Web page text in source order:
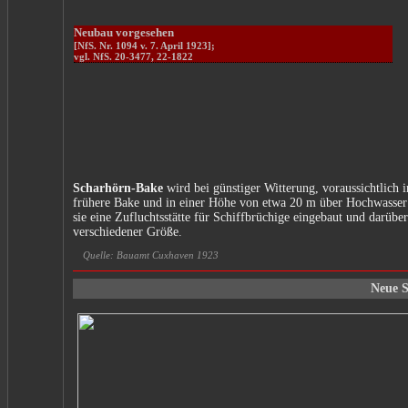
Neubau vorgesehen
[NfS. Nr. 1094 v. 7. April 1923];
vgl. NfS. 20-3477, 22-1822
Scharhörn-Bake wird bei günstiger Witterung, voraussichtlich
frühere Bake und in einer Höhe von etwa 20 m über
sie eine Zufluchtsstätte für Schiffbrüchige eingebaut und
verschiedener Größe.
Quelle: Bauamt Cuxhaven 1923
Neue